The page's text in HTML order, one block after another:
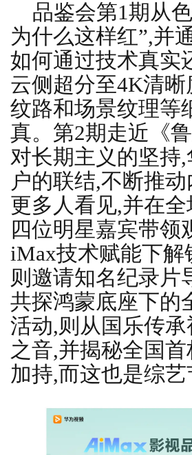
品鉴会第1期从
为什么这样红”,并
如何通过技术真实
云侧超分至4K清
纹路和场景纹理等
真。第2期走近《
对长期主义的坚持
户的联结,不断推
更多人看见,并在
四位明星嘉宾带领
iMax技术赋能下解
则邀请知名纪录片
共探鸿蒙底座下的
活动,则从国乐传
之音,并揭秘全国
加持,而这也是综